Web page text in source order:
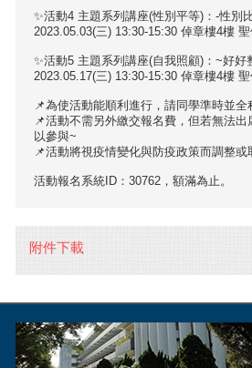
✨活動4 主題系列講座(性別平等)：-性別
2023.05.03(三) 13:30-15:30 倬章樓4樓
✨活動5 主題系列講座(自我照顧)：~好好
2023.05.17(三) 13:30-15:30 倬章樓4樓
📌為使活動能順利進行，請同學準時並
📌活動不需另外繳交報名費，但若無法
以參與~
📌活動將視疫情變化與防疫政策而調整或
活動報名系統ID：30762，額滿為止。
附件下載